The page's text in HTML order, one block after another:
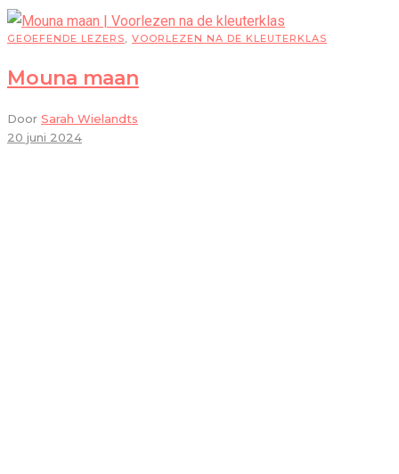
GEOEFENDE LEZERS VOORLEZEN NA DE KLEUTERKLAS
Mouna maan
Door Sarah Wielandts
20 juni 2024